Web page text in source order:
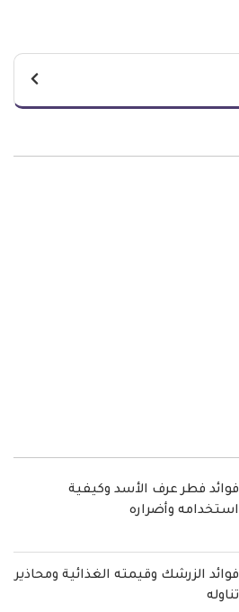
فوائد فطر عرف الأسد وكيفية
استخدامه وأضراره
فوائد الزرشك وقيمته الغذائية ومحاذير
تناوله